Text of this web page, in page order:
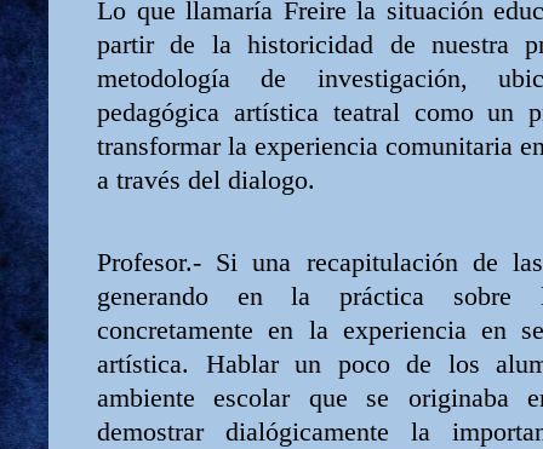
Lo que llamaría Freire la situación
partir de la historicidad de nuestra
metodología de investigación,
pedagógica artística teatral como un
transformar la experiencia comunitaria
a través del dialogo.
Profesor.- Si una recapitulación de
generando en la práctica sobre
concretamente en la experiencia en
artística. Hablar un poco de los
ambiente escolar que se originaba
demostrar dialógicamente la